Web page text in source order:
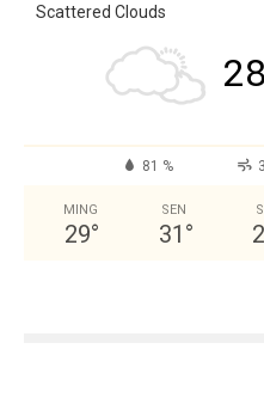
Scattered Clouds
81 %
MING
29°
SEN
31 °